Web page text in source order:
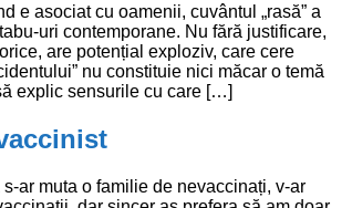
e asociat cu oamenii, cuvântul „rasă” a
uri contemporane. Nu fără justificare,
are potențial exploziv, care cere
nu constituie nici măcar o temă
explic sensurile cu care […]
ar muta o familie de nevaccinați, v-ar